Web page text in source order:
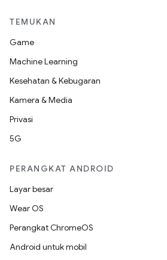
TEMUKAN
Game
Machine Learning
Kesehatan & Kebugaran
Kamera & Media
Privasi
5G
PERANGKAT ANDROID
Layar besar
Wear OS
Perangkat ChromeOS
Android untuk mobil